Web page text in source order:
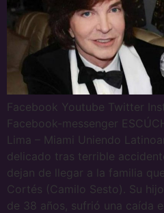
Facebook Youtube Twitter
Facebook-messenger
Lima – Miami Uniendo
delicado tras terrible
dejan de llegar a la familia
Cortés (Camilo Sesto). Su
de 38 años, sufrió una caída